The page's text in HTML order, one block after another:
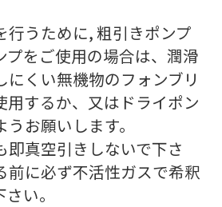
行うために, 粗引きポンプ
プをご使用の場合は、潤滑
にくい無機物のフォンブリ
用するか、又はドライポン
お願いします。
即真空引きしないで下さ
前に必ず不活性ガスで希釈
い。